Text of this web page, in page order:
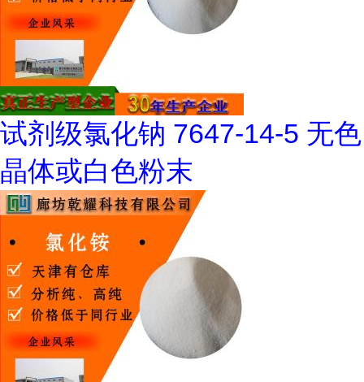
试剂级氯化钠 7647-14-5 无色
晶体或白色粉末